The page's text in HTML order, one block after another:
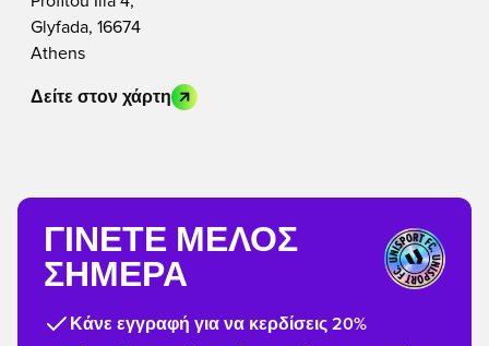
Glyfada, 16674
Athens
Δείτε στον χάρτη
ΓΊΝΕΤΕ ΜΈΛΟΣ
ΣΉΜΕΡΑ
Κάνε εγγραφή για να κερδίσεις 20%